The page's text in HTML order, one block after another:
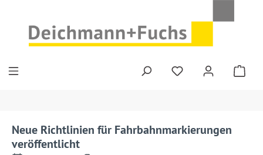
Neue Richtlinien für Fahrbahnmarkierungen
veröffentlicht